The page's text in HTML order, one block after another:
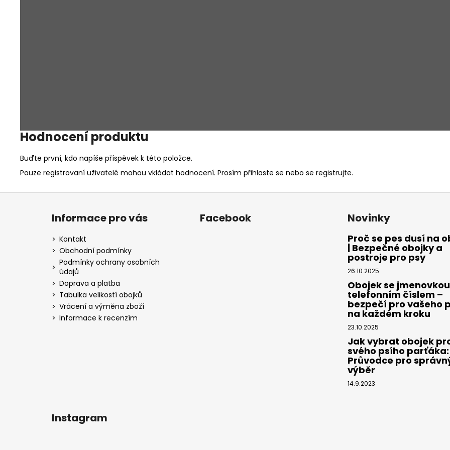
Hodnocení produktu
Buďte první, kdo napíše příspěvek k této položce.
Pouze registrovaní uživatelé mohou vkládat hodnocení. Prosím přihlaste se nebo se registrujte.
Z
Informace pro vás
Kontakt
Obchodní podmínky
Podmínky ochrany osobních
údajů
Doprava a platba
Tabulka velikostí obojků
Vrácení a výměna zboží
Informace k recenzím
Facebook Novinky
Proč se pes dusí na
| Bezpečné obojky a
postroje pro psy
26.10.2025
Obojek se
telefonním číslem –
bezpečí pro vašeho
na každém kroku
23.10.2025
Jak vybrat obojek
svého psího parťáka:
Průvodce pro
výběr
14.9.2023
Instagram